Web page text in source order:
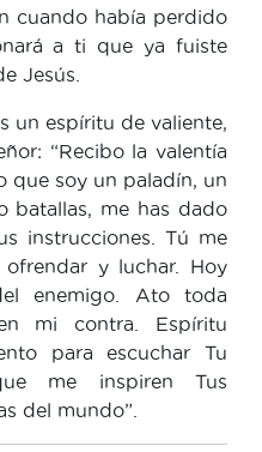
cuando había perdido
a ti que ya fuiste
Jesús.
un espíritu de valiente,
“Recibo la valentía
que soy un paladín, un
batallas, me has dado
instrucciones. Tú me
ofrendar y luchar. Hoy
enemigo. Ato toda
mi contra. Espíritu
para escuchar Tu
me inspiren Tus
del mundo”.